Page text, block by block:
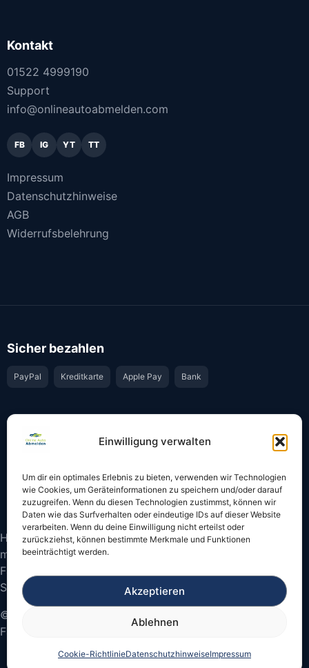
Einwilligung verwalten
Um dir ein optimales Erlebnis zu bieten, verwenden wir Technologien
wie Cookies, um Geräteinformationen zu speichern und/oder darauf
zuzugreifen. Wenn du diesen Technologien zustimmst, können wir
Daten wie das Surfverhalten oder eindeutige IDs auf dieser Website
verarbeiten. Wenn du deine Einwilligung nicht erteilst oder
zurückziehst, können bestimmte Merkmale und Funktionen
beeinträchtigt werden.
Akzeptieren
Ablehnen
Cookie-RichtlinieDatenschutzhinweiseImpressum
Kontakt
01522 4999190
Support
info@onlineautoabmelden.com
FB IG YT TT
Impressum
Datenschutzhinweise
AGB
Widerrufsbelehrung
Sicher bezahlen
PayPal Kreditkarte Apple Pay Bank
Bestätigung per E-Mail Support per WhatsApp
Hinweis: Die Online-Abmeldung ist nicht in allen Fällen
möglich. Bitte prüfen Sie vor dem Start, ob
Fahrzeugschein und Kennzeichen onlinefähige
Sicherheitscodes besitzen.
© 2026 Online Auto Abmelden – Bundesweite
Fahrzeugabmeldung